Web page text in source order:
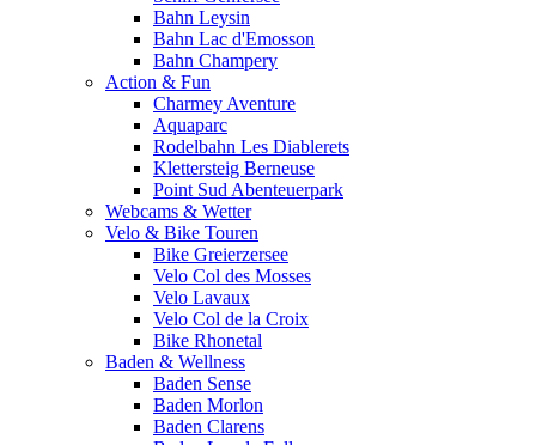
Bahn Leysin
Bahn Lac d'Emosson
Bahn Champery
Action & Fun
Charmey Aventure
Aquaparc
Rodelbahn Les Diablerets
Klettersteig Berneuse
Point Sud Abenteuerpark
Webcams & Wetter
Velo & Bike Touren
Bike Greierzersee
Velo Col des Mosses
Velo Lavaux
Velo Col de la Croix
Bike Rhonetal
Baden & Wellness
Baden Sense
Baden Morlon
Baden Clarens